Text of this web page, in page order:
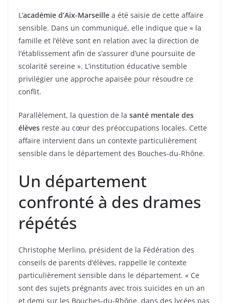
L’académie d’Aix-Marseille a été saisie de cette affaire
sensible. Dans un communiqué, elle indique que « la
famille et l’élève sont en relation avec la direction de
l’établissement afin de s’assurer d’une poursuite de
scolarité sereine ». L’institution éducative semble
privilégier une approche apaisée pour résoudre ce
conflit.
Parallèlement, la question de la santé mentale des
élèves reste au cœur des préoccupations locales. Cette
affaire intervient dans un contexte particulièrement
sensible dans le département des Bouches-du-Rhône.
Un département
confronté à des drames
répétés
Christophe Merlino, président de la Fédération des
conseils de parents d’élèves, rappelle le contexte
particulièrement sensible dans le département. « Ce
sont des sujets prégnants avec trois suicides en un an
et demi sur les Bouches-du-Rhône, dans des lycées pas